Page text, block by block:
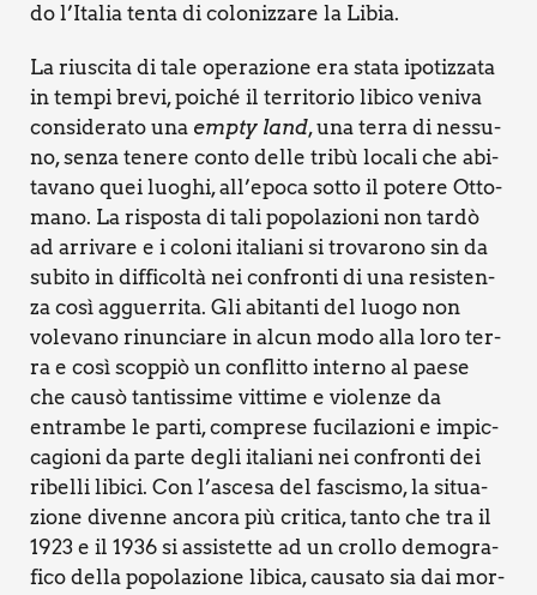
do l’Italia ten­ta di colo­niz­za­re la Libia.
La riu­sci­ta di tale ope­ra­zio­ne era sta­ta ipo­tiz­za­ta
in tem­pi bre­vi, poi­ché il ter­ri­to­rio libi­co veni­va
con­si­de­ra­to una emp­ty land, una ter­ra di nes­su­
no, sen­za tene­re con­to del­le tri­bù loca­li che abi­
ta­va­no quei luo­ghi, all’epoca sot­to il pote­re Otto­
ma­no. La rispo­sta di tali popo­la­zio­ni non tar­dò
ad arri­va­re e i colo­ni ita­lia­ni si tro­va­ro­no sin da
subi­to in dif­fi­col­tà nei con­fron­ti di una resi­sten­
za così agguer­ri­ta. Gli abi­tan­ti del luo­go non
vole­va­no rinun­cia­re in alcun modo alla loro ter­
ra e così scop­piò un con­flit­to inter­no al pae­se
che cau­sò tan­tis­si­me vit­ti­me e vio­len­ze da
entram­be le par­ti, com­pre­se fuci­la­zio­ni e impic­
ca­gio­ni da par­te degli ita­lia­ni nei con­fron­ti dei
ribel­li libi­ci. Con l’ascesa del fasci­smo, la situa­
zio­ne diven­ne anco­ra più cri­ti­ca, tan­to che tra il
1923 e il 1936 si assi­stet­te ad un crol­lo demo­gra­
fi­co del­la popo­la­zio­ne libi­ca, cau­sa­to sia dai mor­